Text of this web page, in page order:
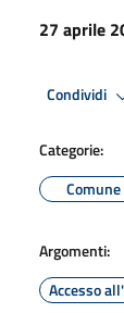
27 aprile
Condividi
Categorie:
Comune
Argomenti:
Accesso